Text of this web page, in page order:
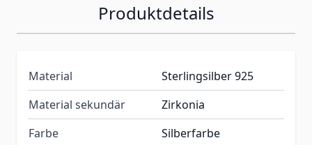
Produktdetails
Material
Sterlingsilber 925
Material sekundär
Zirkonia
Farbe
Silberfarbe